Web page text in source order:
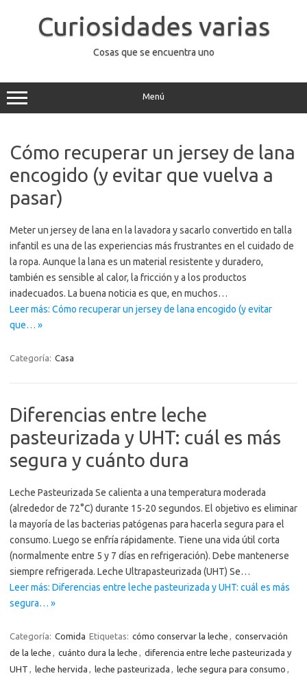
contenidoCuriosidades varias
Cosas que se encuentra uno
Menú
Cómo recuperar un jersey de lana
encogido (y evitar que vuelva a
pasar)
Meter un jersey de lana en la lavadora y sacarlo convertido en talla
infantil es una de las experiencias más frustrantes en el cuidado de
la ropa. Aunque la lana es un material resistente y duradero,
también es sensible al calor, la fricción y a los productos
inadecuados. La buena noticia es que, en muchos…
Leer más: Cómo recuperar un jersey de lana encogido (y evitar
que… »
Categoría: Casa
Diferencias entre leche
pasteurizada y UHT: cuál es más
segura y cuánto dura
Leche Pasteurizada Se calienta a una temperatura moderada
(alrededor de 72°C) durante 15-20 segundos. El objetivo es eliminar
la mayoría de las bacterias patógenas para hacerla segura para el
consumo. Luego se enfría rápidamente. Tiene una vida útil corta
(normalmente entre 5 y 7 días en refrigeración). Debe mantenerse
siempre refrigerada. Leche Ultrapasteurizada (UHT) Se…
Leer más: Diferencias entre leche pasteurizada y UHT: cuál es más
segura… »
Categoría: Comida Etiquetas: cómo conservar la leche , conservación
de la leche , cuánto dura la leche , diferencia entre leche pasteurizada y
UHT , leche hervida , leche pasteurizada , leche segura para consumo ,